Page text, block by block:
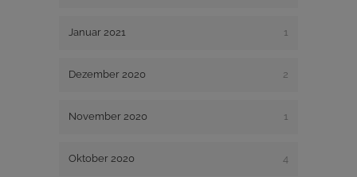
Januar 2021 1
Dezember 2020 2
November 2020 1
Oktober 2020 4